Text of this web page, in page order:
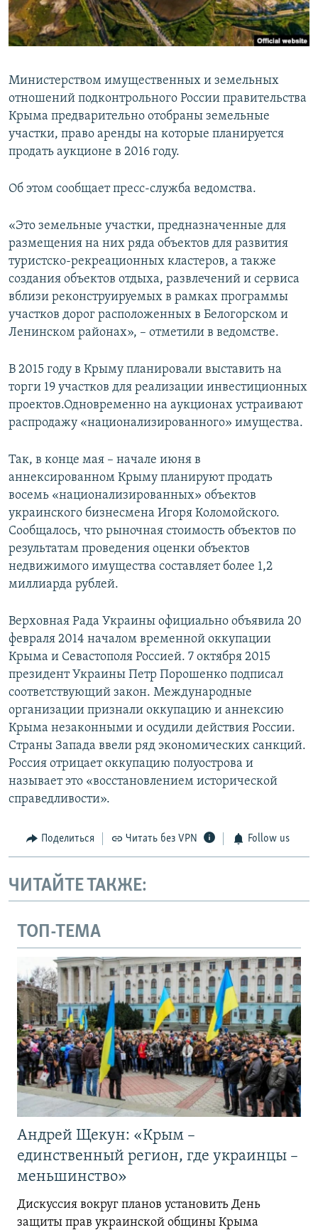
ПОБЕДИТЕЛЕЙ НЕ СУДЯТ?
КРЫМ.НЕПОКОРЕННЫЙ
УКРАИНСКАЯ ПРОБЛЕМА КРЫМА
ПРИСОЕДИНЯЙТЕСЬ!
Министерством имущественных и земельных
отношений подконтрольного России правительства
Крыма предварительно отобраны земельные
участки, право аренды на которые планируется
продать аукционе в 2016 году.
Об этом сообщает пресс-служба ведомства.
«Это земельные участки, предназначенные для
размещения на них ряда объектов для развития
туристско-рекреационных кластеров, а также
создания объектов отдыха, развлечений и сервиса
вблизи реконструируемых в рамках программы
участков дорог расположенных в Белогорском и
Ленинском районах», – отметили в ведомстве.
В 2015 году в Крыму планировали выставить на
торги 19 участков для реализации инвестиционных
проектов.Одновременно на аукционах устраивают
распродажу «национализированного» имущества.
Так, в конце мая – начале июня в
аннексированном Крыму планируют продать
восемь «национализированных» объектов
украинского бизнесмена Игоря Коломойского.
Сообщалось, что рыночная стоимость объектов по
результатам проведения оценки объектов
недвижимого имущества составляет более 1,2
миллиарда рублей.
Верховная Рада Украины официально объявила 20
февраля 2014 началом временной оккупации
Крыма и Севастополя Россией. 7 октября 2015
президент Украины Петр Порошенко подписал
соответствующий закон. Международные
организации признали оккупацию и аннексию
Крыма незаконными и осудили действия России.
Страны Запада ввели ряд экономических санкций.
Россия отрицает оккупацию полуострова и
называет это «восстановлением исторической
справедливости».
Поделиться Читать без VPN Follow us
ЧИТАЙТЕ ТАКЖЕ:
ТОП-ТЕМА
Андрей Щекун: «Крым –
единственный регион, где украинцы –
меньшинство»
Дискуссия вокруг планов установить День
защиты прав украинской общины Крыма